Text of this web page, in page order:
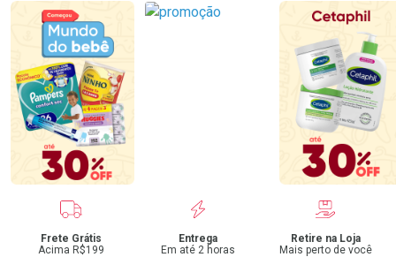
Benefícios
Frete Grátis
Acima R$199
Entrega
Em até 2 horas
Retire na Loja
Mais perto de você